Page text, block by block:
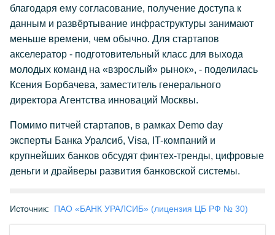
благодаря ему согласование, получение доступа к
данным и развёртывание инфраструктуры занимают
меньше времени, чем обычно. Для стартапов
акселератор - подготовительный класс для выхода
молодых команд на «взрослый» рынок», - поделилась
Ксения Борбачева, заместитель генерального
директора Агентства инноваций Москвы.
Помимо питчей стартапов, в рамках Demo day
эксперты Банка Уралсиб, Visa, IT-компаний и
крупнейших банков обсудят финтех-тренды, цифровые
деньги и драйверы развития банковской системы.
Источник: ПАО «БАНК УРАЛСИБ» (лицензия ЦБ РФ № 30)